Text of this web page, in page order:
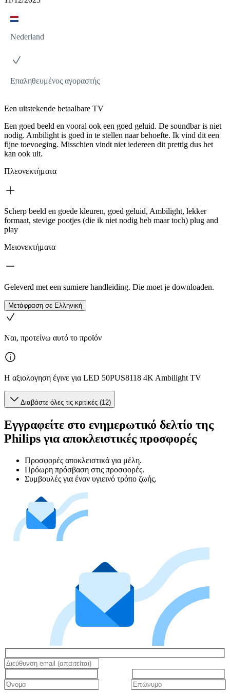
Nederland
Επαληθευμένος αγοραστής
Een uitstekende betaalbare TV
Een goed beeld en vooral ook een goed geluid. De soundbar is niet
nodig. Ambilight is goed in te stellen naar behoefte. Ik vind dit een
fijne toevoeging. Misschien vindt niet iedereen dit prettig dus het
kan ook uit.
Πλεονεκτήματα
Scherp beeld en goede kleuren, goed geluid, Ambilight, lekker
formaat, stevige pootjes (die ik niet nodig heb maar toch) plug and
play
Μειονεκτήματα
Geleverd met een sumiere handleiding. Die moet je downloaden.
Μετάφραση σε Ελληνική
Ναι, προτείνω αυτό το προϊόν
Η αξιολογηση έγινε για LED 50PUS8118 4K Ambilight TV
Διαβάστε όλες τις κριτικές (12)
Εγγραφείτε στο ενημερωτικό δελτίο της
Philips για αποκλειστικές προσφορές
Προσφορές αποκλειστικά για μέλη.
Πρόωρη πρόσβαση στις προσφορές.
Συμβουλές για έναν υγιεινό τρόπο ζωής.